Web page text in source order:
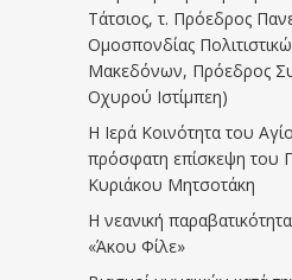
Τάτσιος, τ. Πρόεδρος
Ομοσπονδίας
Μακεδόνων, Πρόεδρος
Οχυρού Ιστίμπεη)
Η Ιερά Κοινότητα του
πρόσφατη επίσκεψη
Κυριάκου Μητσοτάκη
Η νεανική
«Άκου Φίλε»